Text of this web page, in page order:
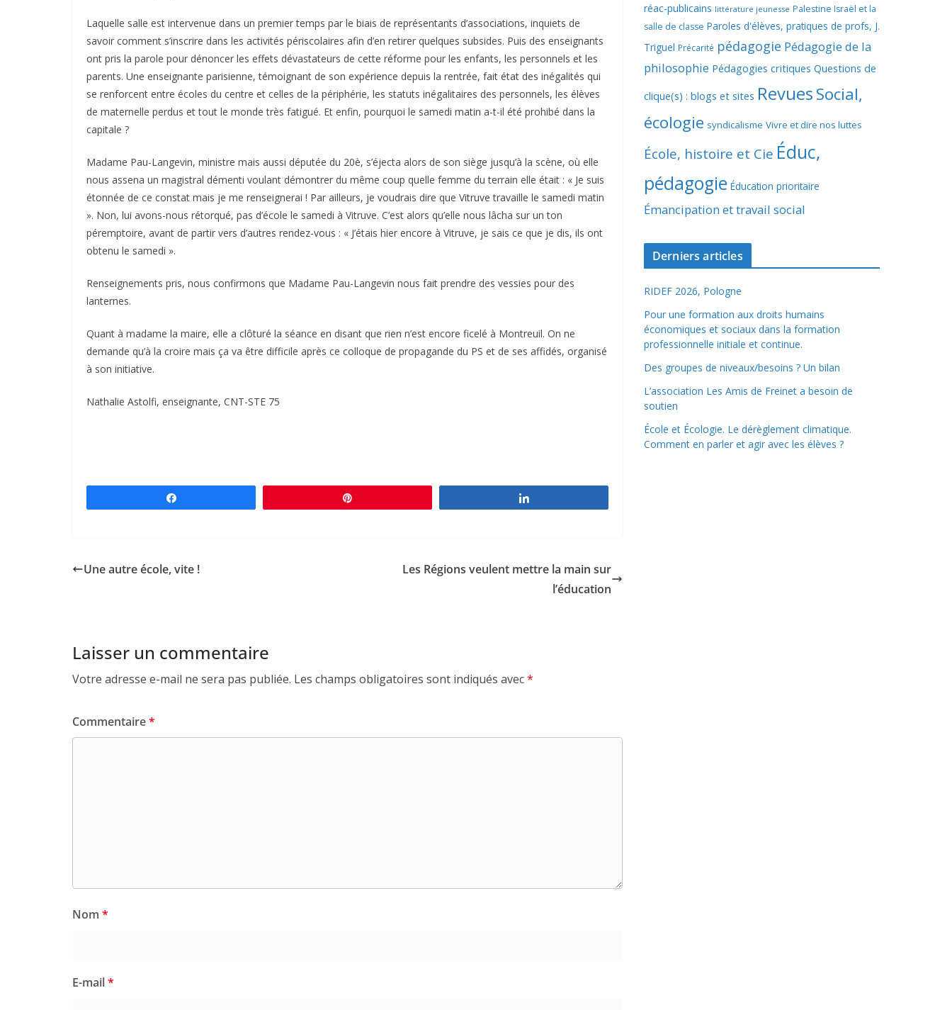
Laquelle salle est intervenue dans un premier temps par le biais de représentants d’associations, inquiets de
savoir comment s’inscrire dans les activités périscolaires afin d’en retirer quelques subsides. Puis des enseignants
ont pris la parole pour dénoncer les effets dévastateurs de cette réforme pour les enfants, les personnels et les
parents. Une enseignante parisienne, témoignant de son expérience depuis la rentrée, fait état des inégalités qui
se renforcent entre écoles du centre et celles de la périphérie, les statuts inégalitaires des personnels, les élèves
de maternelle perdus et tout le monde très fatigué. Et enfin, pourquoi le samedi matin a-t-il été prohibé dans la
capitale ?
Madame Pau-Langevin, ministre mais aussi députée du 20è, s’éjecta alors de son siège jusqu’à la scène, où elle
nous assena un magistral démenti voulant démontrer du même coup quelle femme du terrain elle était : « Je suis
étonnée de ce constat mais je me renseignerai ! Par ailleurs, je voudrais dire que Vitruve travaille le samedi matin
». Non, lui avons-nous rétorqué, pas d’école le samedi à Vitruve. C’est alors qu’elle nous lâcha sur un ton
péremptoire, avant de partir vers d’autres rendez-vous : « J’étais hier encore à Vitruve, je sais ce que je dis, ils ont
obtenu le samedi ».
Renseignements pris, nous confirmons que Madame Pau-Langevin nous fait prendre des vessies pour des
lanternes.
Quant à madame la maire, elle a clôturé la séance en disant que rien n’est encore ficelé à Montreuil. On ne
demande qu’à la croire mais ça va être difficile après ce colloque de propagande du PS et de ses affidés, organisé
à son initiative.
Nathalie Astolfi, enseignante, CNT-STE 75
Une autre école, vite !
Les Régions veulent mettre la main sur
l’éducation
Laisser un commentaire
Votre adresse e-mail ne sera pas publiée. Les champs obligatoires sont indiqués avec*
Commentaire*
Nom *
E-mail*
réac-publicains littérature jeunesse Palestine Israël et la
salle de classe Paroles d'élèves, pratiques de profs, J.
Triguel Précarité pédagogie Pédagogie de la
philosophie Pédagogies critiques Questions de
clique(s) : blogs et sites RevuesSocial,
écologie syndicalisme Vivre et dire nos luttes
École, histoire et Cie Éduc,
pédagogie Éducation prioritaire
Émancipation et travail social
Derniers articles
RIDEF 2026, Pologne
Pour une formation aux droits humains
économiques et sociaux dans la formation
professionnelle initiale et continue.
Des groupes de niveaux/besoins ? Un bilan
L’association Les Amis de Freinet a besoin de
soutien
École et Écologie. Le dérèglement climatique.
Comment en parler et agir avec les élèves ?